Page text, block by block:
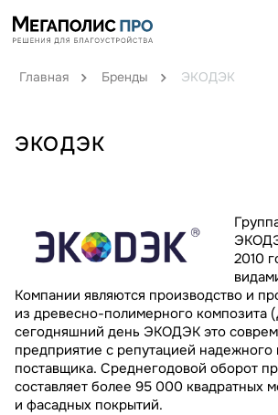
Главная Бренды ЭКОДЭК
ЭКОДЭК
2010
Компании являются производство и
из древесно-полимерного композита
сегодняшний день ЭКОДЭК это
предприятие с репутацией надежного
поставщика. Среднегодовой оборот
составляет более 95 000 квадратных
и фасадных покрытий.